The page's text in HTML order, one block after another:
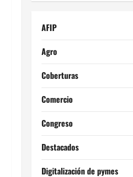
AFIP
Agro
Coberturas
Comercio
Congreso
Destacados
Digitalización de pymes